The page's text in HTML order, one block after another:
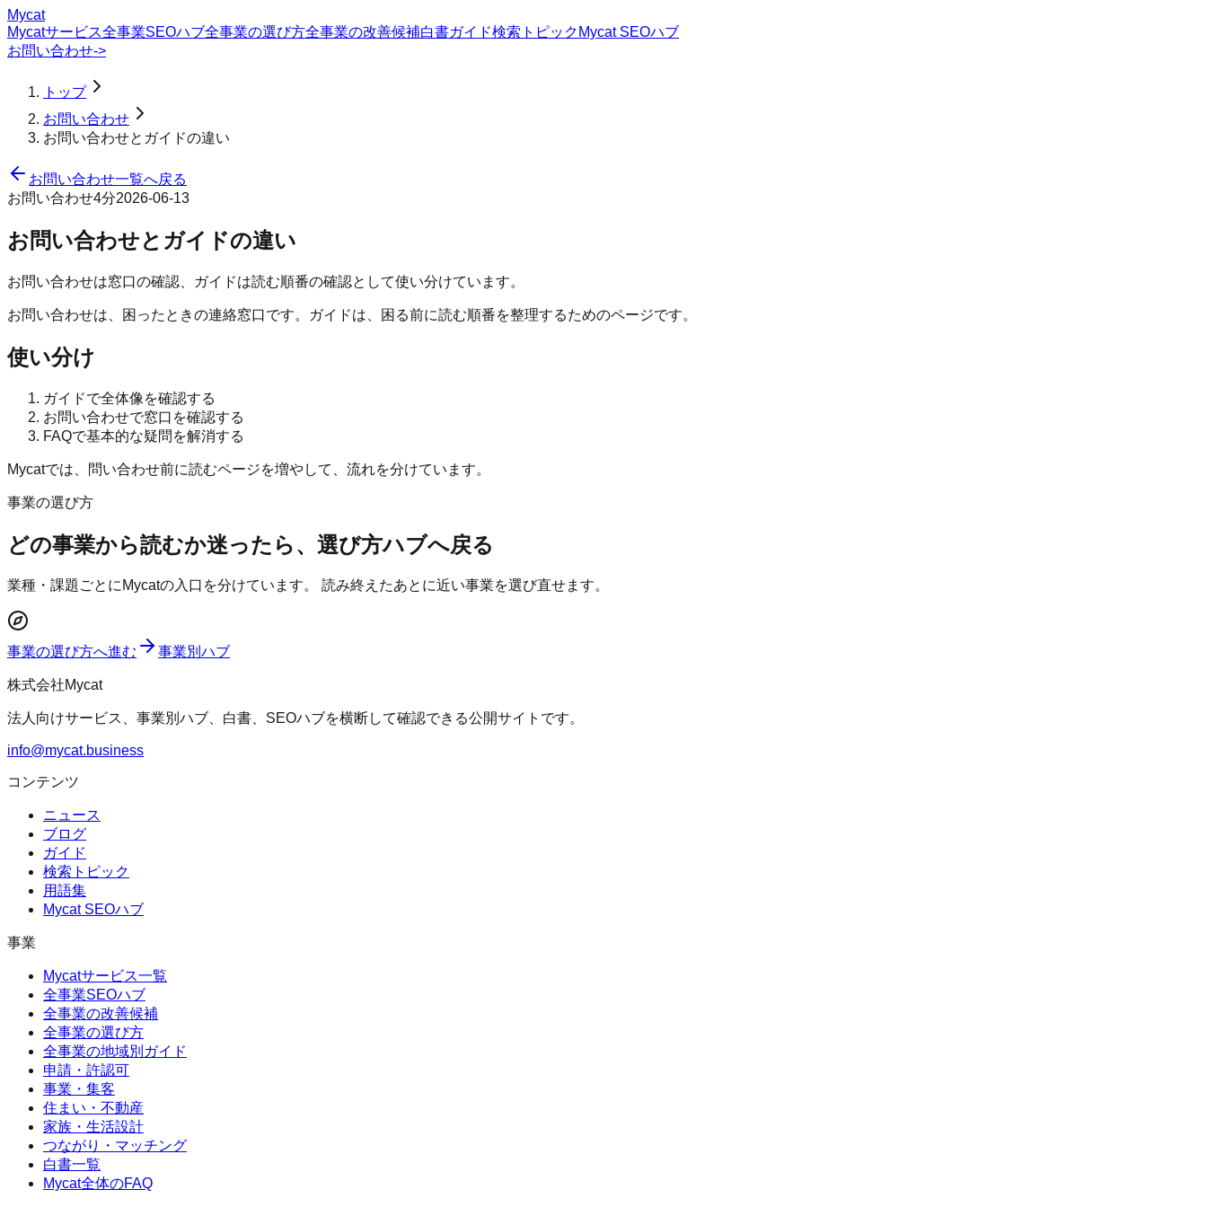
Mycat
Mycatサービス全事業SEOハブ全事業の選び方全事業の改善候補白書ガイド検索トピック Mycat SEOハブ
お問い合わせ->
トップ
お問い合わせ
お問い合わせとガイドの違い
お問い合わせ一覧へ戻る
お問い合わせ4分2026-06-13
お問い合わせとガイドの違い
お問い合わせは窓口の確認、ガイドは読む順番の確認として使い分けています。
お問い合わせは、困ったときの連絡窓口です。ガイドは、困る前に読む順番を整理するためのページです。
使い分け
ガイドで全体像を確認する
お問い合わせで窓口を確認する
FAQで基本的な疑問を解消する
Mycatでは、問い合わせ前に読むページを増やして、流れを分けています。
事業の選び方
どの事業から読むか迷ったら、選び方ハブへ戻る
業種・課題ごとにMycatの入口を分けています。 読み終えたあとに近い事業を選び直せます。
事業の選び方へ進む 事業別ハブ
株式会社Mycat
法人向けサービス、事業別ハブ、白書、SEOハブを横断して確認できる公開サイトです。
info@mycat.business
コンテンツ
ニュース
ブログ
ガイド
検索トピック
用語集
Mycat SEOハブ
事業
Mycatサービス一覧
全事業SEOハブ
全事業の改善候補
全事業の選び方
全事業の地域別ガイド
申請・許認可
事業・集客
住まい・不動産
家族・生活設計
つながり・マッチング
白書一覧
Mycat全体のFAQ